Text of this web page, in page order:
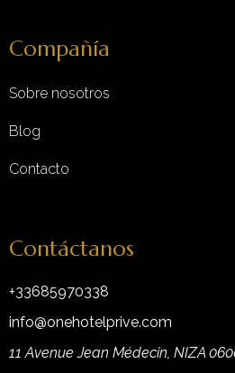
Compañía
Sobre nosotros
Blog
Contacto
Contáctanos
+33685970338
info@onehotelprive.com
11 Avenue Jean Médecin, NIZA